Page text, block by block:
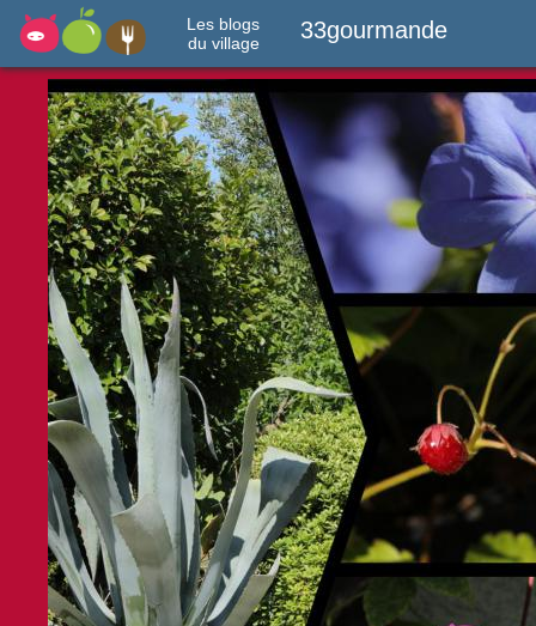
Les blogs
du village
33gourmande